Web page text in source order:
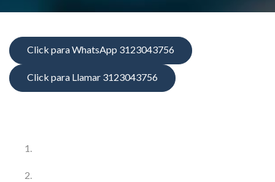
Click para WhatsApp 3123043756
Click para Llamar 3123043756